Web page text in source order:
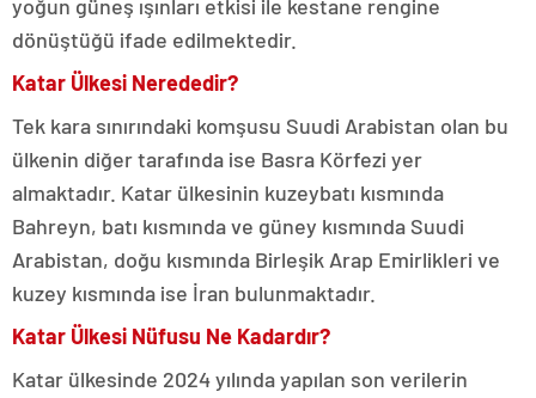
yoğun güneş ışınları etkisi ile kestane rengine
dönüştüğü ifade edilmektedir.
Katar Ülkesi Nerededir?
Tek kara sınırındaki komşusu Suudi Arabistan olan bu
ülkenin diğer tarafında ise Basra Körfezi yer
almaktadır. Katar ülkesinin kuzeybatı kısmında
Bahreyn, batı kısmında ve güney kısmında Suudi
Arabistan, doğu kısmında Birleşik Arap Emirlikleri ve
kuzey kısmında ise İran bulunmaktadır.
Katar Ülkesi Nüfusu Ne Kadardır?
Katar ülkesinde 2024 yılında yapılan son verilerin